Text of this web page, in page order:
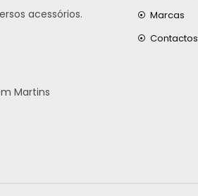
acessórios.
Martins
Marcas
Contactos